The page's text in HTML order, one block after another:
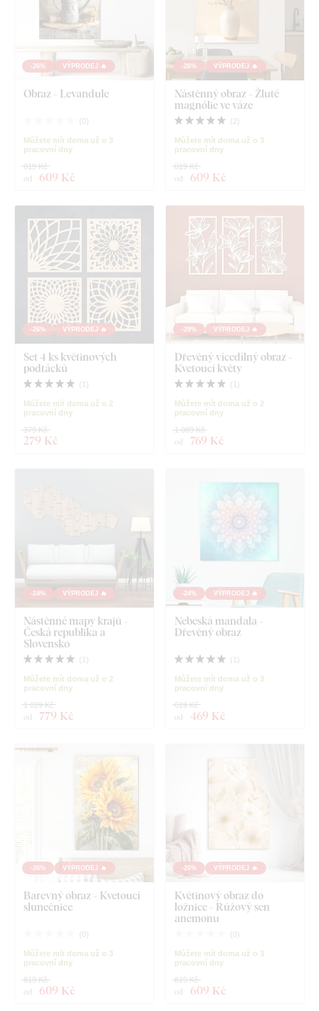
-26% VÝPRODEJ 🔥
Obraz - Levandule
( 0)
Můžete mít doma už o 3
pracovní dny
od 609 Kč
819 Kč
-26% VÝPRODEJ 🔥
Nástěnný obraz - Žluté
magnólie ve váze
( 2)
Můžete mít doma už o 3
pracovní dny
od 609 Kč
819 Kč
-26% VÝPRODEJ 🔥
Set 4 ks květinových
podtácků
( 1 )
Můžete mít doma už o 2
pracovní dny
279 Kč
379 Kč
-29% VÝPRODEJ 🔥
Dřevěný vícedílný obraz -
Kvetoucí květy
( 1 )
Můžete mít doma už o 2
pracovní dny
od 769 Kč
1 089 Kč
-24% VÝPRODEJ 🔥
Nástěnné mapy krajů -
Česká republika a
Slovensko
( 1 )
Můžete mít doma už o 2
pracovní dny
od 779 Kč
1 029 Kč
-24% VÝPRODEJ 🔥
Nebeská mandala -
Dřevěný obraz
( 1 )
Můžete mít doma už o 3
pracovní dny
od 469 Kč
619 Kč
-26% VÝPRODEJ 🔥
Barevný obraz - Kvetoucí
slunečnice
( 0)
Můžete mít doma už o 3
pracovní dny
od 609 Kč
819 Kč
-26% VÝPRODEJ 🔥
Květinový obraz do
ložnice - Růžový sen
anemonu
( 0)
Můžete mít doma už o 3
pracovní dny
od 609 Kč
819 Kč